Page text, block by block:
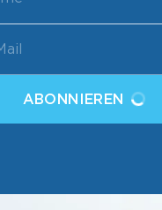
ABONNIEREN